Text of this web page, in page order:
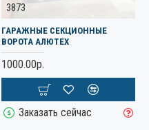
3873
ГАРАЖНЫЕ СЕКЦИОННЫЕ
ВОРОТА АЛЮТЕХ
1000.00р.
Заказать сейчас